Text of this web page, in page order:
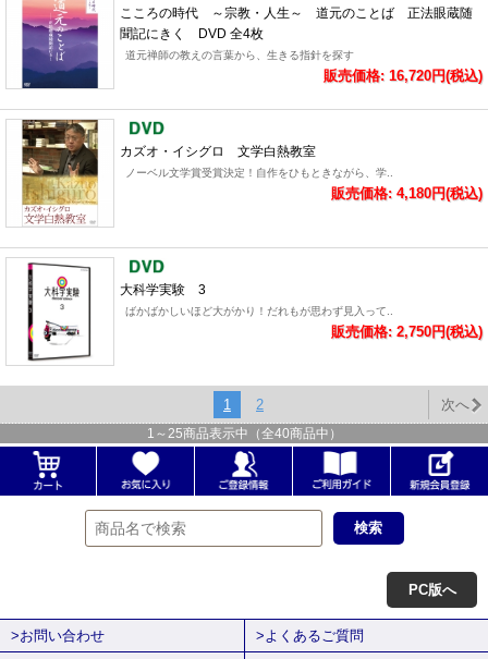
こころの時代 ～宗教・人生～ 道元のことば 正法眼蔵随
聞記にきく DVD 全4枚
道元禅師の教えの言葉から、生きる指針を探す
販売価格: 16,720円(税込)
カズオ・イシグロ 文学白熱教室
ノーベル文学賞受賞決定！自作をひもときながら、学..
販売価格: 4,180円(税込)
大科学実験 3
ばかばかしいほど大がかり！だれもが思わず見入って..
販売価格: 2,750円(税込)
1 2 次へ
1 ～ 25商品表示中（全40商品中）
PC版へ
>お問い合わせ >よくあるご質問